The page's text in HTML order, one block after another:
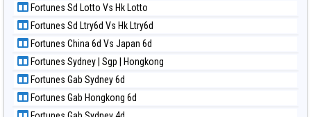
Paito Harian Nagoya
Paito Harian New York Midday
Paito Harian North Carolina Day
Paito Harian Pcso
Paito Harian Pennsylvania Day
Paito Harian Sao Paulo
Fortunes Sd Lotto Vs Hk Lotto
Fortunes Sd Ltry6d Vs Hk Ltry6d
Fortunes China 6d Vs Japan 6d
Fortunes Sydney | Sgp | Hongkong
Fortunes Gab Sydney 6d
Fortunes Gab Hongkong 6d